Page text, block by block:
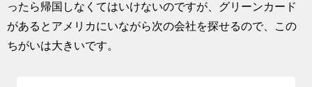
ったら帰国しなくてはいけないのですが、グリーンカード
があるとアメリカにいながら次の会社を探せるので、この
ちがいは大きいです。